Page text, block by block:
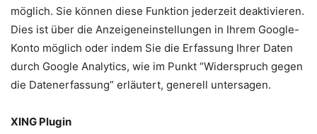
möglich. Sie können diese Funktion jederzeit deaktivieren.
Dies ist über die Anzeigeneinstellungen in Ihrem Google-
Konto möglich oder indem Sie die Erfassung Ihrer Daten
durch Google Analytics, wie im Punkt “Widerspruch gegen
die Datenerfassung” erläutert, generell untersagen.
XING Plugin